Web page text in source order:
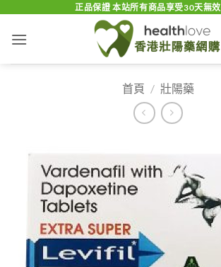
content
正品保證 本站所有商品享受30天無
首頁 / 壯陽藥